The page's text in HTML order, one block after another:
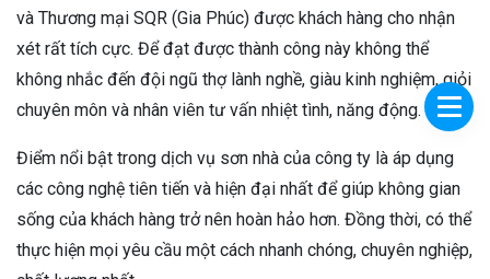
và Thương mại SQR (Gia Phúc) được khách hàng cho nhận
xét rất tích cực. Để đạt được thành công này không thể
không nhắc đến đội ngũ thợ lành nghề, giàu kinh nghiệm, giỏi
chuyên môn và nhân viên tư vấn nhiệt tình, năng động.
Điểm nổi bật trong dịch vụ sơn nhà của công ty là áp dụng
các công nghệ tiên tiến và hiện đại nhất để giúp không gian
sống của khách hàng trở nên hoàn hảo hơn. Đồng thời, có thể
thực hiện mọi yêu cầu một cách nhanh chóng, chuyên nghiệp,